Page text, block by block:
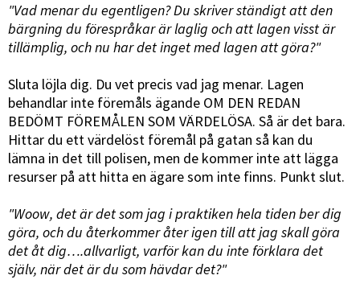
"Vad menar du egentligen? Du skriver ständigt att den
bärgning du förespråkar är laglig och att lagen visst är
tillämplig, och nu har det inget med lagen att göra?"
Sluta löjla dig. Du vet precis vad jag menar. Lagen
behandlar inte föremåls ägande OM DEN REDAN
BEDÖMT FÖREMÅLEN SOM VÄRDELÖSA. Så är det bara.
Hittar du ett värdelöst föremål på gatan så kan du
lämna in det till polisen, men de kommer inte att lägga
resurser på att hitta en ägare som inte finns. Punkt slut.
"Woow, det är det som jag i praktiken hela tiden ber dig
göra, och du återkommer åter igen till att jag skall göra
det åt dig….allvarligt, varför kan du inte förklara det
själv, när det är du som hävdar det?"